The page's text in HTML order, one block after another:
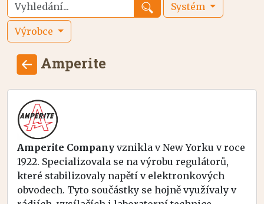
Systém
Výrobce
Amperite
Amperite Company vznikla v New Yorku v roce
1922. Specializovala se na výrobu regulátorů,
které stabilizovaly napětí v elektronkových
obvodech. Tyto součástky se hojně využívaly v